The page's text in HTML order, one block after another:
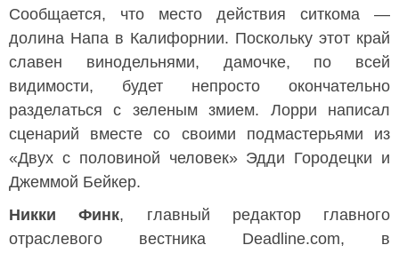
Сообщается, что место действия ситкома —
долина Напа в Калифорнии. Поскольку этот край
славен винодельнями, дамочке, по всей
видимости, будет непросто окончательно
разделаться с зеленым змием. Лорри написал
сценарий вместе со своими подмастерьями из
«Двух с половиной человек» Эдди Городецки и
Джеммой Бейкер.
Никки Финк, главный редактор главного
отраслевого вестника Deadline.com, в